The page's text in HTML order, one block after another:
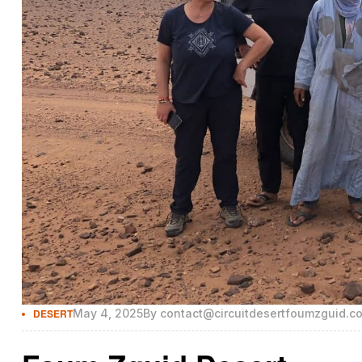
DESERTMay 4, 2025By